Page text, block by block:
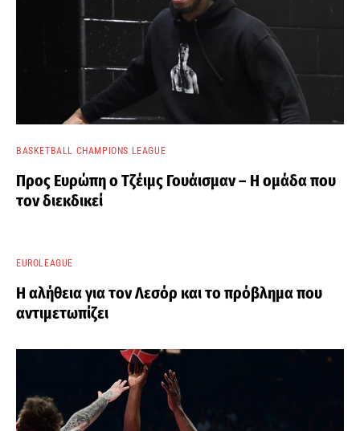
BASKETBALL CHAMPIONS LEAGUE
Προς Ευρώπη ο Τζέιμς Γουάισμαν – Η ομάδα που
τον διεκδικεί
EUROLEAGUE
Η αλήθεια για τον Λεσόρ και το πρόβλημα που
αντιμετωπίζει